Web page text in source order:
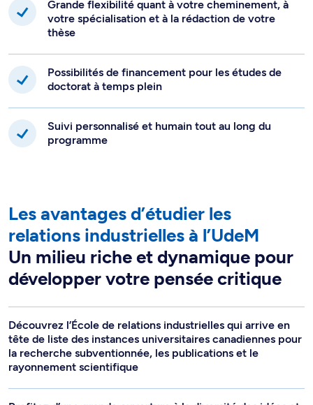
Grande flexibilité quant à votre cheminement, à
votre spécialisation et à la rédaction de votre
thèse
Possibilités de financement pour les études de
doctorat à temps plein
Suivi personnalisé et humain tout au long du
programme
Les avantages d’étudier les
relations industrielles à l’UdeM
Un milieu riche et dynamique pour
développer votre pensée critique
Découvrez l’École de relations industrielles qui arrive en
tête de liste des instances universitaires canadiennes pour
la recherche subventionnée, les publications et le
rayonnement scientifique